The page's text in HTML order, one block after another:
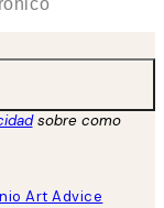
sobre como
Art Advice